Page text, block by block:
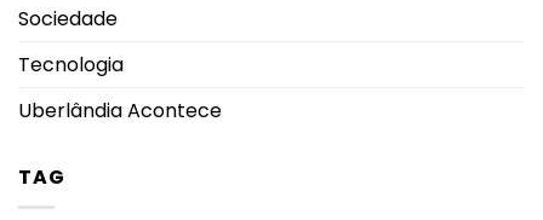
Sociedade
Tecnologia
Uberlândia Acontece
TAG